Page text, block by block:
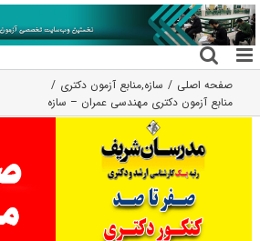
رفتن
به
محتوا
صفحه اصلی سازه,منابع آزمون دکتری
منابع آزمون دکتری مهندسی عمران – سازه